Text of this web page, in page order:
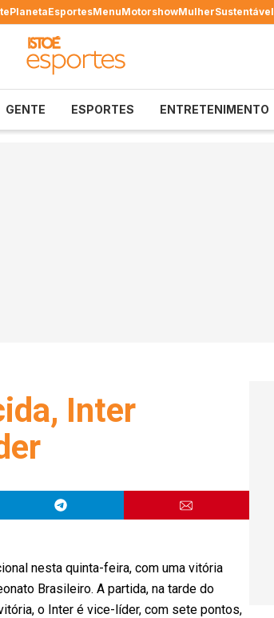
PlanetaEsportesMenuMotorshowMulherSustentável
GENTE ESPORTES ENTRETENIMENTO
Inter
nesta quinta-feira, com uma vitória
Brasileiro. A partida, na tarde do
o Inter é vice-líder, com sete pontos,